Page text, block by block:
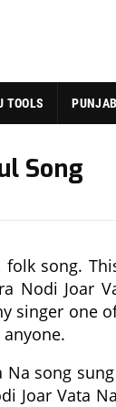
TOOLS
Song
song.
Nodi Joar
singer one
Na song
Joar Vata